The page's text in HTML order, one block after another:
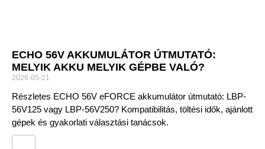
ECHO 56V AKKUMULÁTOR ÚTMUTATÓ:
MELYIK AKKU MELYIK GÉPBE VALÓ?
2026-05-21
Részletes ECHO 56V eFORCE akkumulátor útmutató: LBP-
56V125 vagy LBP-56V250? Kompatibilitás, töltési idők, ajánlott
gépek és gyakorlati választási tanácsok.